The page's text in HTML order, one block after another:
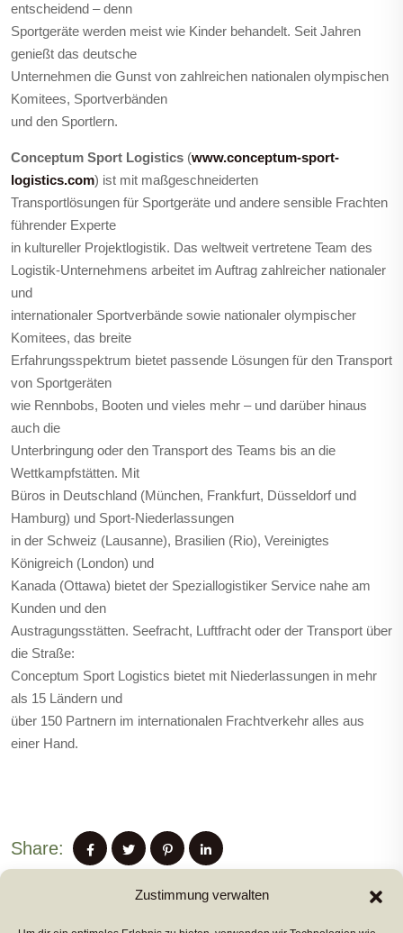
Zustimmung verwalten
entscheidend – denn
Sportgeräte werden meist wie Kinder behandelt. Seit Jahren
genießt das deutsche
Unternehmen die Gunst von zahlreichen nationalen olympischen
Komitees, Sportverbänden
und den Sportlern.
Conceptum Sport Logistics (www.conceptum-sport-
logistics.com) ist mit maßgeschneiderten
Transportlösungen für Sportgeräte und andere sensible Frachten
führender Experte
in kultureller Projektlogistik. Das weltweit vertretene Team des
Logistik-Unternehmens arbeitet im Auftrag zahlreicher nationaler
und
internationaler Sportverbände sowie nationaler olympischer
Komitees, das breite
Erfahrungsspektrum bietet passende Lösungen für den Transport
von Sportgeräten
wie Rennbobs, Booten und vieles mehr – und darüber hinaus
auch die
Unterbringung oder den Transport des Teams bis an die
Wettkampfstätten. Mit
Büros in Deutschland (München, Frankfurt, Düsseldorf und
Hamburg) und Sport-Niederlassungen
in der Schweiz (Lausanne), Brasilien (Rio), Vereinigtes
Königreich (London) und
Kanada (Ottawa) bietet der Speziallogistiker Service nahe am
Kunden und den
Austragungsstätten. Seefracht, Luftfracht oder der Transport über
die Straße:
Conceptum Sport Logistics bietet mit Niederlassungen in mehr
als 15 Ländern und
über 150 Partnern im internationalen Frachtverkehr alles aus
einer Hand.
Share: